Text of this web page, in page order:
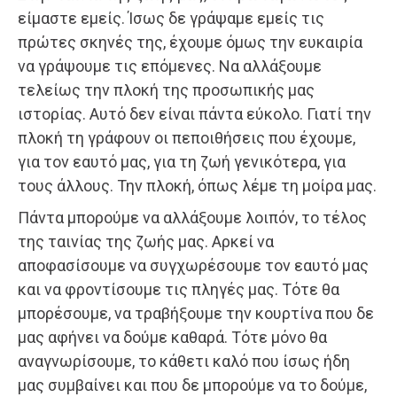
είμαστε εμείς. Ίσως δε γράψαμε εμείς τις
πρώτες σκηνές της, έχουμε όμως την ευκαιρία
να γράψουμε τις επόμενες. Να αλλάξουμε
τελείως την πλοκή της προσωπικής μας
ιστορίας. Αυτό δεν είναι πάντα εύκολο. Γιατί την
πλοκή τη γράφουν οι πεποιθήσεις που έχουμε,
για τον εαυτό μας, για τη ζωή γενικότερα, για
τους άλλους. Την πλοκή, όπως λέμε τη μοίρα μας.
Πάντα μπορούμε να αλλάξουμε λοιπόν, το τέλος
της ταινίας της ζωής μας. Αρκεί να
αποφασίσουμε να συγχωρέσουμε τον εαυτό μας
και να φροντίσουμε τις πληγές μας. Τότε θα
μπορέσουμε, να τραβήξουμε την κουρτίνα που δε
μας αφήνει να δούμε καθαρά. Τότε μόνο θα
αναγνωρίσουμε, το κάθετι καλό που ίσως ήδη
μας συμβαίνει και που δε μπορούμε να το δούμε,